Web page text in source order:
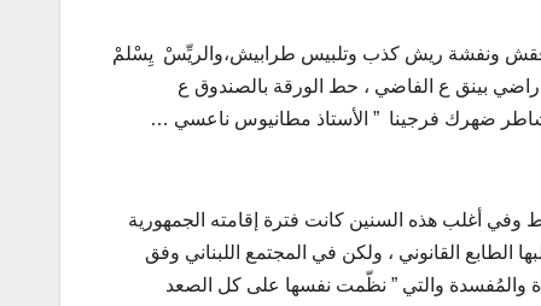
وفقش ونفشة ريش كذب وتلبيس طرابيش،والريِّسْ يِسْلمْ
بينق ع الفاضي ، حط الورقة بالصندوق ع
شاطر ضهرك فرجينا ” الأستاذ مطانيوس ناعسي …
أغلب هذه السنين كانت فترة إقامته الجمهورية
الطابع القانوني ، ولكن في المجتمع اللبناني وفق
والمُفسدة والتي ” نظّمت نفسها على كل الصعد